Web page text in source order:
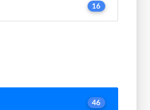
16
46